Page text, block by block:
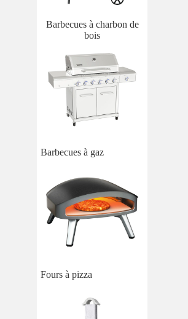
Barbecues à charbon de
bois
Barbecues à gaz
Fours à pizza